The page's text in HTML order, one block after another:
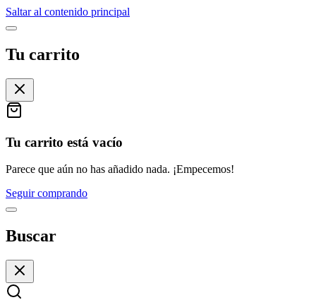
Saltar al contenido principal
Tu carrito
Tu carrito está vacío
Parece que aún no has añadido nada. ¡Empecemos!
Seguir comprando
Buscar